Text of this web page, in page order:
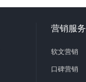
营销服务
软文营销
口碑营销